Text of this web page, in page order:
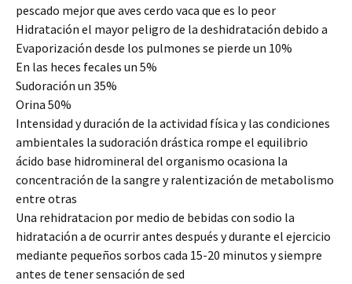
pescado mejor que aves cerdo vaca que es lo peor
Hidratación el mayor peligro de la deshidratación debido a
Evaporización desde los pulmones se pierde un 10%
En las heces fecales un 5%
Sudoración un 35%
Orina 50%
Intensidad y duración de la actividad física y las condiciones
ambientales la sudoración drástica rompe el equilibrio
ácido base hidromineral del organismo ocasiona la
concentración de la sangre y ralentización de metabolismo
entre otras
Una rehidratacion por medio de bebidas con sodio la
hidratación a de ocurrir antes después y durante el ejercicio
mediante pequeños sorbos cada 15-20 minutos y siempre
antes de tener sensación de sed